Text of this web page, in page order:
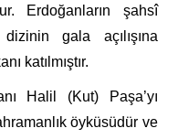
Erdoğanların şahsî
gala açılışına
katılmıştır.
Halil (Kut) Paşa’yı
öyküsüdür ve